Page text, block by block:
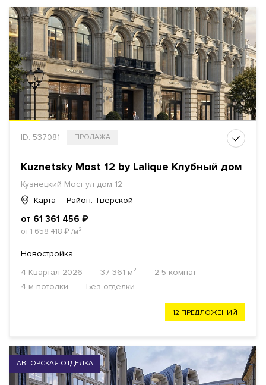
ID: 537081 ПРОДАЖА
Kuznetsky Most 12 by Lalique Клубный дом
Кузнецкий Мост ул дом 12
Карта
Район: Тверской
от 61 361 456 ₽
от 1 658 418 ₽/м²
Новостройка
4 Квартал 2026
37-361 м²
2-5 комнат
4 м потолки
Без отделки
12 ПРЕДЛОЖЕНИЙ
АВТОРСКАЯ ОТДЕЛКА